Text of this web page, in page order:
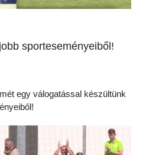
sporteseményeiből!
egy válogatással készültünk